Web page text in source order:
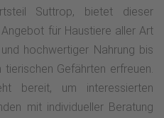
Suttrop, bietet dieser
für Haustiere aller Art
hochwertiger Nahrung bis
Gefährten erfreuen.
bereit, um interessierten
mit individueller Beratung